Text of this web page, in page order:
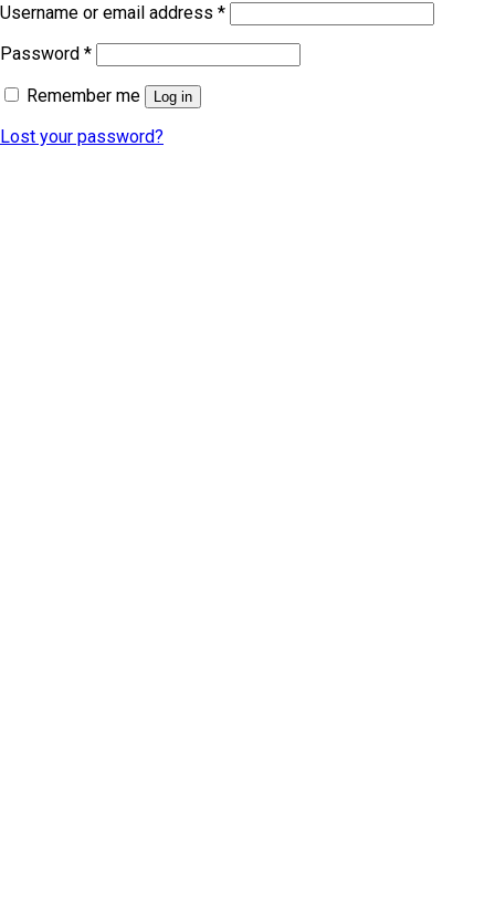
Username or email address *
Password *
Remember me
Log in
Lost your password?